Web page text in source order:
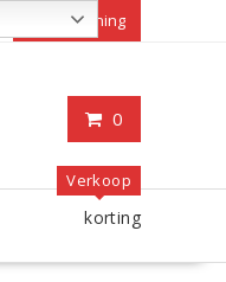
Mijn rekening
0
Verkoop
korting